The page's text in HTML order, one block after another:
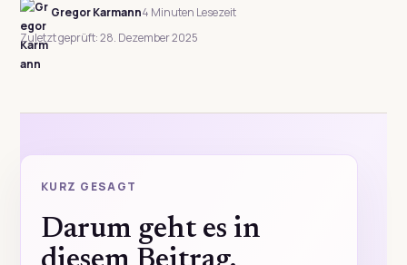
Gregor Karmann4 Minuten Lesezeit
Zuletzt geprüft: 28. Dezember 2025
KURZ GESAGT
Darum geht es in